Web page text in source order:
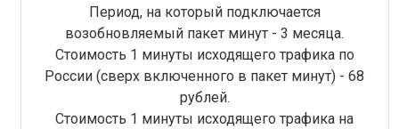
Период, на который подключается
возобновляемый пакет минут - 3 месяца.
Стоимость 1 минуты исходящего трафика по
России (сверх включенного в пакет минут) - 68
рублей.
Стоимость 1 минуты исходящего трафика на